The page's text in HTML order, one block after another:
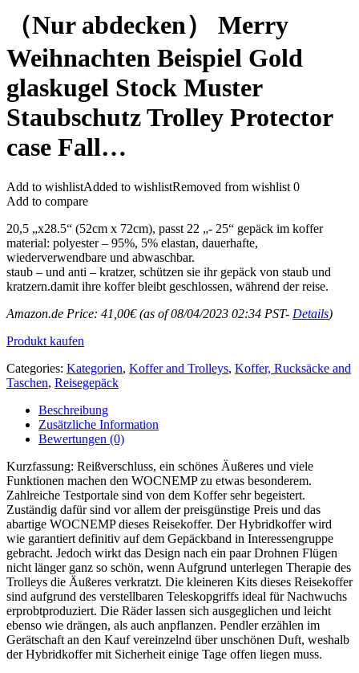
（Nur abdecken） Merry
Weihnachten Beispiel Gold
glaskugel Stock Muster
Staubschutz Trolley Protector
case Fall…
Add to wishlistAdded to wishlistRemoved from wishlist 0
Add to compare
20,5 „x28.5“ (52cm x 72cm), passt 22 „- 25“ gepäck im koffer
material: polyester – 95%, 5% elastan, dauerhafte,
wiederverwendbare und abwaschbar.
staub – und anti – kratzer, schützen sie ihr gepäck von staub und
kratzern.damit ihre koffer bleibt geschlossen, während der reise.
Amazon.de Price: 41,00€(as of 08/04/2023 02:34 PST- Details)
Produkt kaufen
Categories: Kategorien, Koffer and Trolleys, Koffer, Rucksäcke and
Taschen, Reisegepäck
Beschreibung
Zusätzliche Information
Bewertungen (0)
Kurzfassung: Reißverschluss, ein schönes Äußeres und viele
Funktionen machen den WOCNEMP zu etwas besonderem.
Zahlreiche Testportale sind von dem Koffer sehr begeistert.
Zuständig dafür sind vor allem der preisgünstige Preis und das
abartige WOCNEMP dieses Reisekoffer. Der Hybridkoffer wird
wie garantiert definitiv auf dem Gepäckband in Interessengruppe
gebracht. Jedoch wirkt das Design nach ein paar Drohnen Flügen
nicht länger ganz so schön, wenn Aufgrund unterlegen Therapie des
Trolleys die Äußeres verkratzt. Die kleineren Kits dieses Reisekoffer
sind aufgrund des verstellbaren Teleskopgriffs ideal für Nachwuchs
erprobtproduziert. Die Räder lassen sich ausgeglichen und leicht
ebenso wie drängen, als auch anpflanzen. Pendler erzählen im
Gerätschaft an den Kauf vereinzelnd über unschönen Duft, weshalb
der Hybridkoffer mit Sicherheit einige Tage offen liegen muss.